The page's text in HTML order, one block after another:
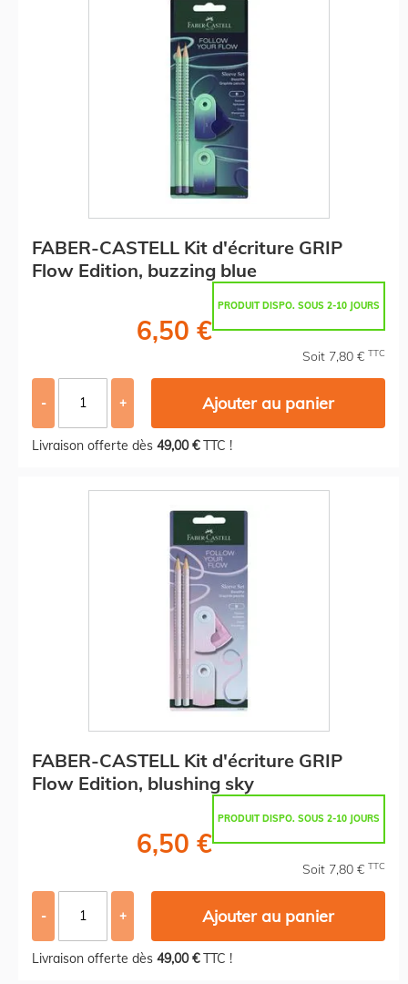
FABER-CASTELL Kit d'écriture GRIP
Flow Edition, buzzing blue
PRODUIT DISPO. SOUS 2-10 JOURS
6,50 €
Soit 7,80 € TTC
- + Ajouter au panier
Livraison offerte dès 49,00 €TTC !
FABER-CASTELL Kit d'écriture GRIP
Flow Edition, blushing sky
PRODUIT DISPO. SOUS 2-10 JOURS
6,50 €
Soit 7,80 € TTC
- + Ajouter au panier
Livraison offerte dès 49,00 €TTC !